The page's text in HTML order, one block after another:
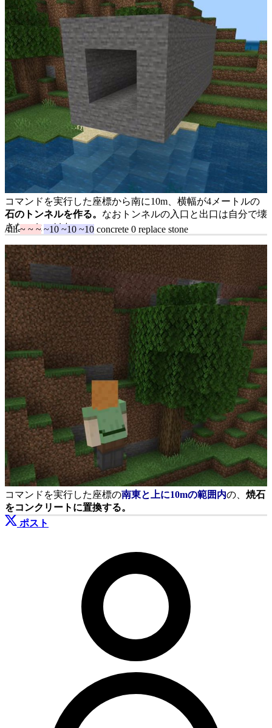
コマンドを実行した座標から南に10m、横幅が4メートルの
石のトンネルを作る。 なおトンネルの入口と出口は自分で壊
さないといけない。
/fill~ ~ ~ ~10 ~10 ~10 concrete 0 replace stone
コマンドを実行した座標の南東と上に10mの範囲内の、 焼石
をコンクリートに置換する。
ポスト